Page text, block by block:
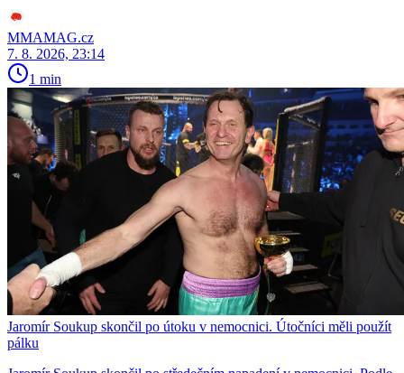
MMAMAG.cz
7. 8. 2026, 23:14
1 min
Jaromír Soukup skončil po útoku v nemocnici. Útočníci měli použít
pálku